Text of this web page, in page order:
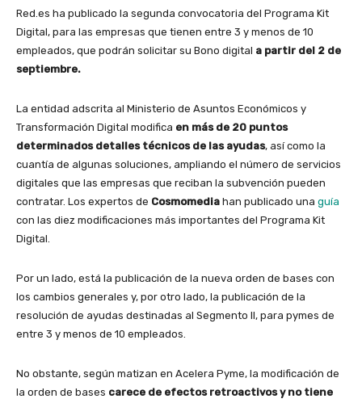
Red.es ha publicado la segunda convocatoria del Programa Kit
Digital, para las empresas que tienen entre 3 y menos de 10
empleados, que podrán solicitar su Bono digital a partir del 2 de
septiembre.
La entidad adscrita al Ministerio de Asuntos Económicos y
Transformación Digital modifica en más de 20 puntos
determinados detalles técnicos de las ayudas, así como la
cuantía de algunas soluciones, ampliando el número de servicios
digitales que las empresas que reciban la subvención pueden
contratar. Los expertos de Cosmomedia han publicado una guía
con las diez modificaciones más importantes del Programa Kit
Digital.
Por un lado, está la publicación de la nueva orden de bases con
los cambios generales y, por otro lado, la publicación de la
resolución de ayudas destinadas al Segmento II, para pymes de
entre 3 y menos de 10 empleados.
No obstante, según matizan en Acelera Pyme, la modificación de
la orden de bases carece de efectos retroactivos y no tiene